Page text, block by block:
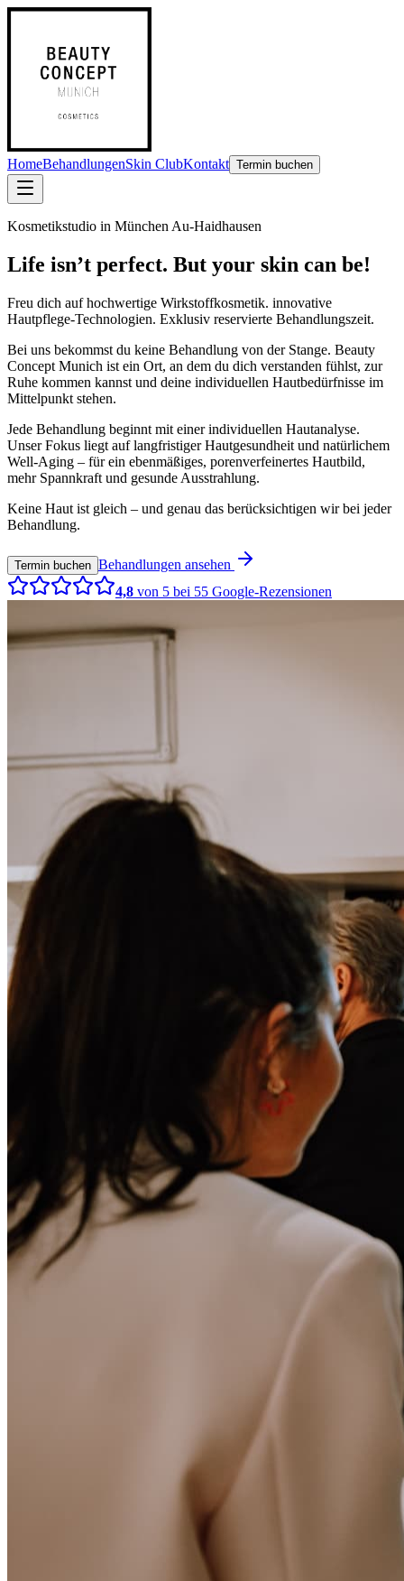
HomeBehandlungenSkin ClubKontakt Termin buchen
Kosmetikstudio in München Au-Haidhausen
Life isn’t perfect. But your skin can be!
Freu dich auf hochwertige Wirkstoffkosmetik. innovative
Hautpflege-Technologien. Exklusiv reservierte Behandlungszeit.
Bei uns bekommst du keine Behandlung von der Stange. Beauty
Concept Munich ist ein Ort, an dem du dich verstanden fühlst, zur
Ruhe kommen kannst und deine individuellen Hautbedürfnisse im
Mittelpunkt stehen.
Jede Behandlung beginnt mit einer individuellen Hautanalyse.
Unser Fokus liegt auf langfristiger Hautgesundheit und natürlichem
Well-Aging – für ein ebenmäßiges, porenverfeinertes Hautbild,
mehr Spannkraft und gesunde Ausstrahlung.
Keine Haut ist gleich – und genau das berücksichtigen wir bei jeder
Behandlung.
Termin buchen Behandlungen ansehen
4,8 von 5 bei 55 Google-Rezensionen